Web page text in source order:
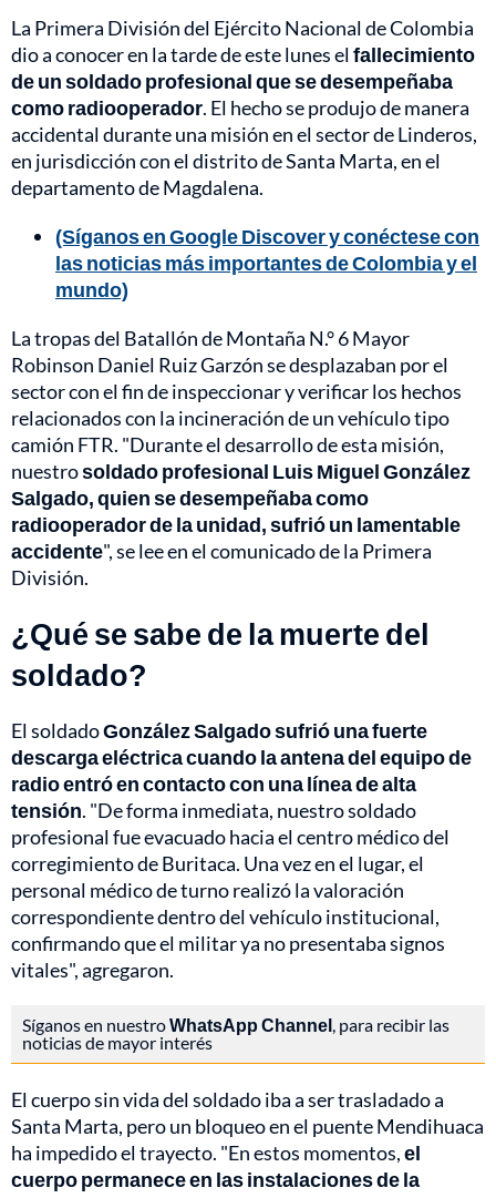
La Primera División del Ejército Nacional de Colombia
dio a conocer en la tarde de este lunes elfallecimiento
de un soldado profesional que se desempeñaba
como radiooperador. El hecho se produjo de manera
accidental durante una misión en el sector de Linderos,
en jurisdicción con el distrito de Santa Marta, en el
departamento de Magdalena.
(Síganos en Google Discover y conéctese con
las noticias más importantes de Colombia y el
mundo)
La tropas del Batallón de Montaña N.° 6 Mayor
Robinson Daniel Ruiz Garzón se desplazaban por el
sector con el fin de inspeccionar y verificar los hechos
relacionados con la incineración de un vehículo tipo
camión FTR. "Durante el desarrollo de esta misión,
nuestrosoldado profesional Luis Miguel González
Salgado, quien se desempeñaba como
radiooperador de la unidad, sufrió un lamentable
accidente", se lee en el comunicado de la Primera
División.
¿Qué se sabe de la muerte del
soldado?
El soldadoGonzález Salgado sufrió una fuerte
descarga eléctrica cuando la antena del equipo de
radio entró en contacto con una línea de alta
tensión. "De forma inmediata, nuestro soldado
profesional fue evacuado hacia el centro médico del
corregimiento de Buritaca. Una vez en el lugar, el
personal médico de turno realizó la valoración
correspondiente dentro del vehículo institucional,
confirmando que el militar ya no presentaba signos
vitales", agregaron.
Síganos en nuestroWhatsApp Channel, para recibir las
noticias de mayor interés
El cuerpo sin vida del soldado iba a ser trasladado a
Santa Marta, pero un bloqueo en el puente Mendihuaca
ha impedido el trayecto. "En estos momentos,el
cuerpo permanece en las instalaciones de la